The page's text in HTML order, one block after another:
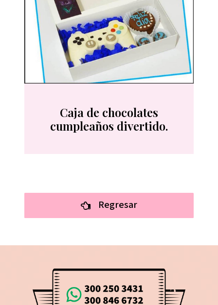
Caja de chocolates
cumpleaños divertido.
Regresar